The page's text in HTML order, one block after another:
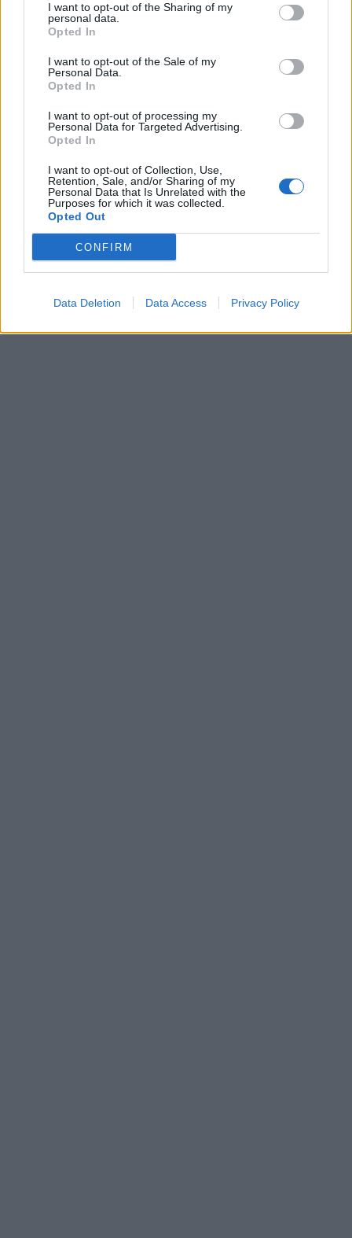
I want to opt-out of the Sharing of my
personal data.
Opted In
I want to opt-out of the Sale of my
Personal Data.
Opted In
I want to opt-out of processing my
Personal Data for Targeted Advertising.
Opted In
I want to opt-out of Collection, Use,
Retention, Sale, and/or Sharing of my
Personal Data that Is Unrelated with the
Purposes for which it was collected.
Opted Out
CONFIRM
Data Deletion Data Access Privacy Policy